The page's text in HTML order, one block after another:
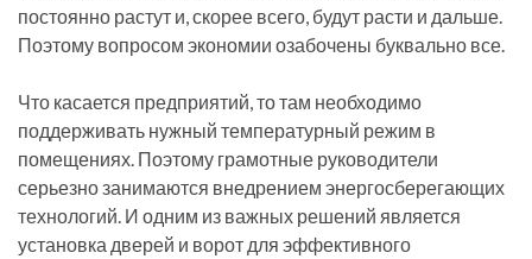
постоянно растут и, скорее всего, будут расти и дальше.
Поэтому вопросом экономии озабочены буквально все.
Что касается предприятий, то там необходимо
поддерживать нужный температурный режим в
помещениях. Поэтому грамотные руководители
серьезно занимаются внедрением энергосберегающих
технологий. И одним из важных решений является
установка дверей и ворот для эффективного